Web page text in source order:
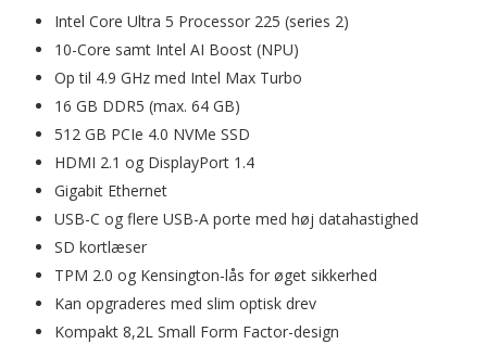
Intel Core Ultra 5 Processor 225 (series 2)
10-Core samt Intel AI Boost (NPU)
Op til 4.9 GHz med Intel Max Turbo
16 GB DDR5 (max. 64 GB)
512 GB PCIe 4.0 NVMe SSD
HDMI 2.1 og DisplayPort 1.4
Gigabit Ethernet
USB-C og flere USB-A porte med høj datahastighed
SD kortlæser
TPM 2.0 og Kensington-lås for øget sikkerhed
Kan opgraderes med slim optisk drev
Kompakt 8,2L Small Form Factor-design